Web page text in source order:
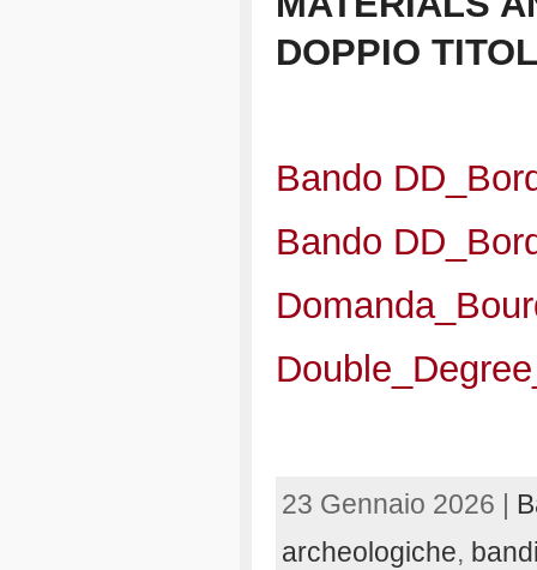
DOPPIO
Bando
Bando
23 Gennaio 2026 |
archeologiche,